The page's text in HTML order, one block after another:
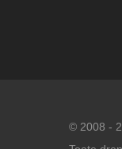
© 2008 -